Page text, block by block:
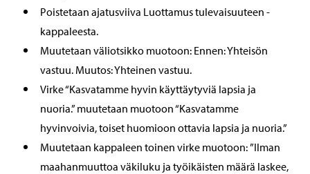
Poistetaan ajatusviiva Luottamus tulevaisuuteen -
kappaleesta.
Muutetaan väliotsikko muotoon: Ennen: Yhteisön
vastuu. Muutos: Yhteinen vastuu.
Virke “Kasvatamme hyvin käyttäytyviä lapsia ja
nuoria.” muutetaan muotoon “Kasvatamme
hyvinvoivia, toiset huomioon ottavia lapsia ja nuoria.”
Muutetaan kappaleen toinen virke muotoon: ”Ilman
maahanmuuttoa väkiluku ja työikäisten määrä laskee,